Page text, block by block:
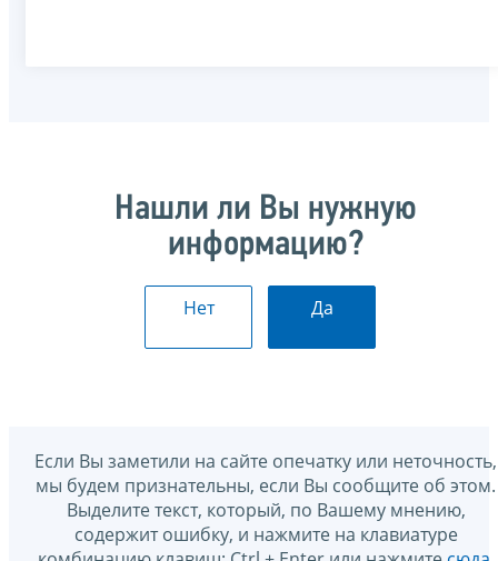
Нашли ли Вы нужную
информацию?
Нет Да
Если Вы заметили на сайте опечатку или неточность,
мы будем признательны, если Вы сообщите об этом.
Выделите текст, который, по Вашему мнению,
содержит ошибку, и нажмите на клавиатуре